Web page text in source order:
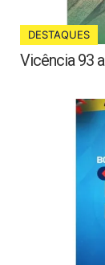
DESTAQUES
Vicência 93